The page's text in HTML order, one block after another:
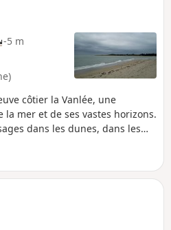
-5 m
côtier la Vanlée, une
mer et de ses vastes horizons.
dans les dunes, dans les